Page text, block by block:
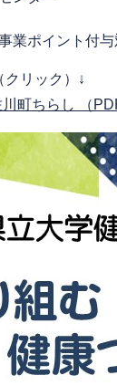
業ポイント付与
リック）↓
町ちらし （